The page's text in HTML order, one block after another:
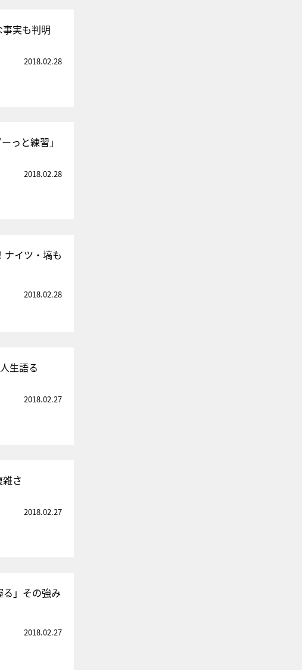
実も判明
2018.02.28
っと練習」
2018.02.28
ナイツ・塙も
2018.02.28
生語る
2018.02.27
さ
2018.02.27
」その強み
2018.02.27